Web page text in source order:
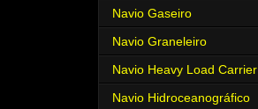
Navio Gaseiro
Navio Graneleiro
Navio Heavy Load Carrier
Navio Hidroceanográfico